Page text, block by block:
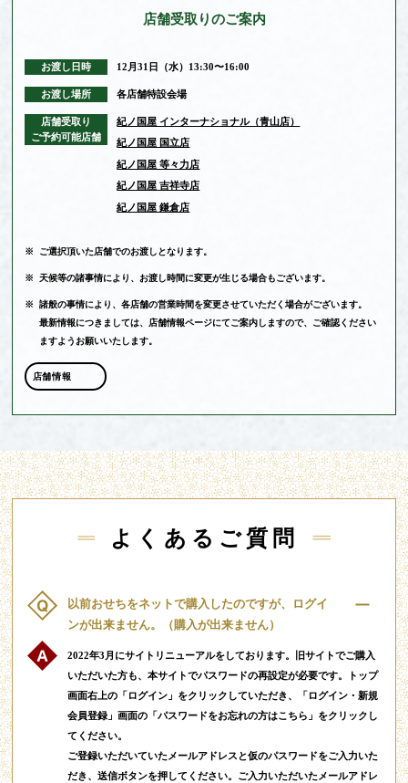
店舗受取りのご案内
お渡し日時 12月31日（水）13:30〜16:00
お渡し場所 各店舗特設会場
店舗受取り
ご予約可能店舗
紀ノ国屋 インターナショナル（青山店）
紀ノ国屋 国立店
紀ノ国屋 等々力店
紀ノ国屋 吉祥寺店
紀ノ国屋 鎌倉店
※ ご選択頂いた店舗でのお渡しとなります。
※ 天候等の諸事情により、お渡し時間に変更が生じる場合もございます。
※
諸般の事情により、各店舗の営業時間を変更させていただく場合がございます。
最新情報につきましては、店舗情報ページにてご案内しますので、ご確認ください
ますようお願いいたします。
店舗情報
よくあるご質問
以前おせちをネットで購入したのですが、ログイ
ンが出来ません。（購入が出来ません）
2022年3月にサイトリニューアルをしております。旧サイトでご購入
いただいた方も、本サイトでパスワードの再設定が必要です。トップ
画面右上の「ログイン」をクリックしていただき、「ログイン・新規
会員登録」画面の「パスワードをお忘れの方はこちら」をクリックし
てください。
ご登録いただいていたメールアドレスと仮のパスワードをご入力いた
だき、送信ボタンを押してください。ご入力いただいたメールアドレ